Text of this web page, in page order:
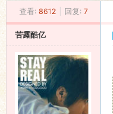
›
查看: 8612 回复: 7
苦露酷亿